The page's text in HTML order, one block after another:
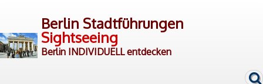
Berlin Stadtführungen
Sightseeing
Berlin INDIVIDUELL entdecken